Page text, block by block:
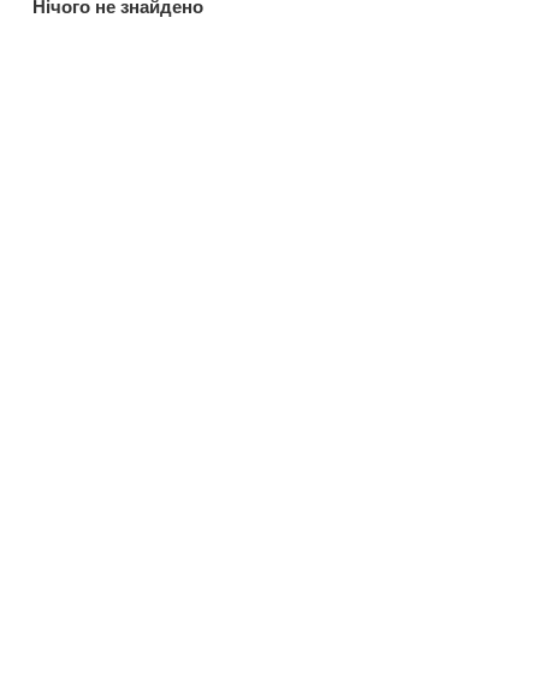
Нiчого не знайдено